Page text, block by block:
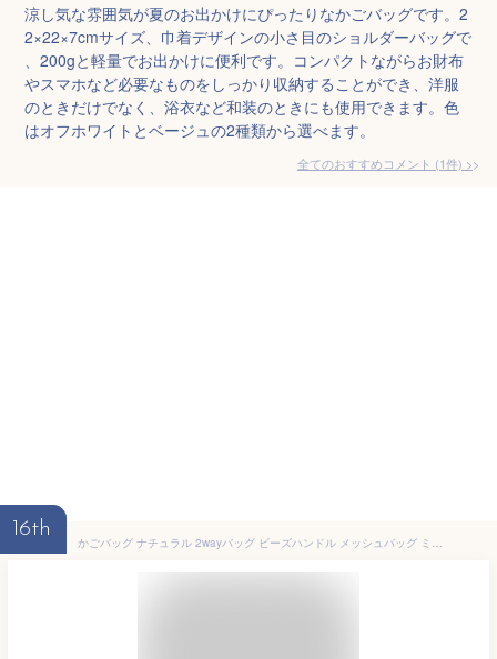
涼し気な雰囲気が夏のお出かけにぴったりなかごバッグです。2
2×22×7cmサイズ、巾着デザインの小さ目のショルダーバッグで
、200gと軽量でお出かけに便利です。コンパクトながらお財布
やスマホなど必要なものをしっかり収納することができ、洋服
のときだけでなく、浴衣など和装のときにも使用できます。色
はオフホワイトとベージュの2種類から選べます。
全てのおすすめコメント (1件) >
16th
かごバッグ ナチュラル 2wayバッグ ビーズハンドル メッシュバッグ ミニバッグ カゴバック トートバッグ レディース ストローバッグ 籠 ショルダーバッグ 手提げ 斜め掛け リゾート 麦わらバッグ サマーバッグ 海 海外旅行 カジュアル ミニバッグ 軽い 軽量 送料無料